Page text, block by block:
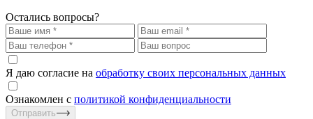
Остались вопросы?
Я даю согласие на обработку своих персональных данных
Ознакомлен с политикой конфиденциальности
Отправить